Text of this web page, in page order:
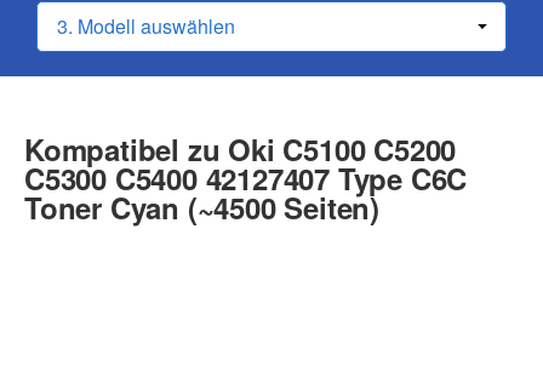
Kompatibel zu Oki C5100 C5200
C5300 C5400 42127407 Type C6C
Toner Cyan (~4500 Seiten)